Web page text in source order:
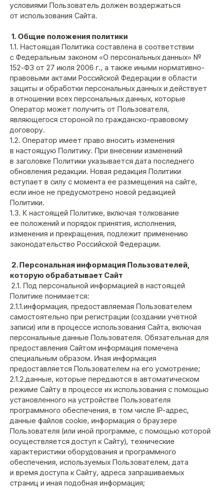
условиями Пользователь должен воздержаться
от использования Сайта.
1. Общие положения политики
1.1. Настоящая Политика составлена в соответствии
с Федеральным законом «О персональных данных» №
152-ФЗ от 27 июля 2006 г., а также иными нормативно-
правовыми актами Российской Федерации в области
защиты и обработки персональных данных и действует
в отношении всех персональных данных, которые
Оператор может получить от Пользователя,
являющегося стороной по гражданско-правовому
договору.
1.2. Оператор имеет право вносить изменения
в настоящую Политику. При внесении изменений
в заголовке Политики указывается дата последнего
обновления редакции. Новая редакция Политики
вступает в силу с момента ее размещения на сайте,
если иное не предусмотрено новой редакцией
Политики.
1.3. К настоящей Политике, включая толкование
ее положений и порядок принятия, исполнения,
изменения и прекращения, подлежит применению
законодательство Российской Федерации.
2. Персональная информация Пользователей,
которую обрабатывает Сайт
2.1. Под персональной информацией в настоящей
Политике понимается:
2.1.1.информация, предоставляемая Пользователем
самостоятельно при регистрации (создании учётной
записи) или в процессе использования Сайта, включая
персональные данные Пользователя. Обязательная для
предоставления Сайтом информация помечена
специальным образом. Иная информация
предоставляется Пользователем на его усмотрение;
2.1.2.данные, которые передаются в автоматическом
режиме Сайту в процессе их использования с помощью
установленного на устройстве Пользователя
программного обеспечения, в том числе IP-адрес,
данные файлов cookie, информация о браузере
Пользователя (или иной программе, с помощью которой
осуществляется доступ к Сайту), технические
характеристики оборудования и программного
обеспечения, используемых Пользователем, дата
и время доступа к Сайту, адреса запрашиваемых
страниц и иная подобная информация;